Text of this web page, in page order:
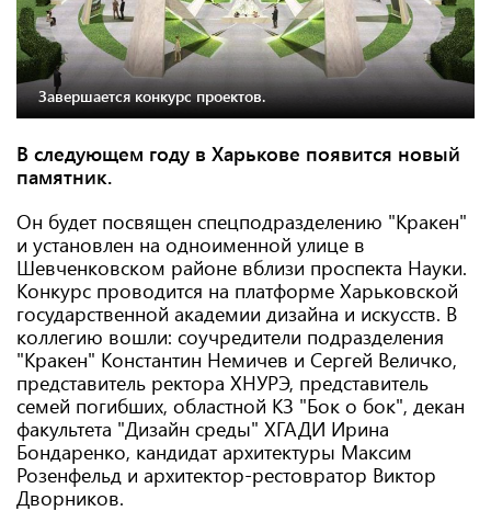
Завершается конкурс проектов.
В следующем году в Харькове появится новый
памятник.
Он будет посвящен спецподразделению "Кракен"
и установлен на одноименной улице в
Шевченковском районе вблизи проспекта Науки.
Конкурс проводится на платформе Харьковской
государственной академии дизайна и искусств. В
коллегию вошли: соучредители подразделения
"Кракен" Константин Немичев и Сергей Величко,
представитель ректора ХНУРЭ, представитель
семей погибших, областной КЗ "Бок о бок", декан
факультета "Дизайн среды" ХГАДИ Ирина
Бондаренко, кандидат архитектуры Максим
Розенфельд и архитектор-рестовратор Виктор
Дворников.